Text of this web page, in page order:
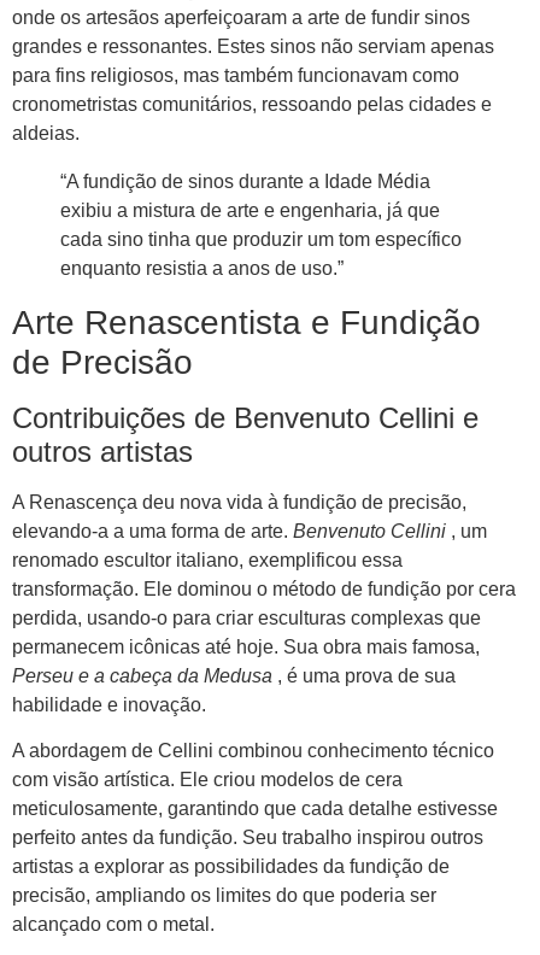
onde os artesãos aperfeiçoaram a arte de fundir sinos
grandes e ressonantes. Estes sinos não serviam apenas
para fins religiosos, mas também funcionavam como
cronometristas comunitários, ressoando pelas cidades e
aldeias.
“A fundição de sinos durante a Idade Média
exibiu a mistura de arte e engenharia, já que
cada sino tinha que produzir um tom específico
enquanto resistia a anos de uso.”
Arte Renascentista e Fundição
de Precisão
Contribuições de Benvenuto Cellini e
outros artistas
A Renascença deu nova vida à fundição de precisão,
elevando-a a uma forma de arte. Benvenuto Cellini , um
renomado escultor italiano, exemplificou essa
transformação. Ele dominou o método de fundição por cera
perdida, usando-o para criar esculturas complexas que
permanecem icônicas até hoje. Sua obra mais famosa,
Perseu e a cabeça da Medusa , é uma prova de sua
habilidade e inovação.
A abordagem de Cellini combinou conhecimento técnico
com visão artística. Ele criou modelos de cera
meticulosamente, garantindo que cada detalhe estivesse
perfeito antes da fundição. Seu trabalho inspirou outros
artistas a explorar as possibilidades da fundição de
precisão, ampliando os limites do que poderia ser
alcançado com o metal.